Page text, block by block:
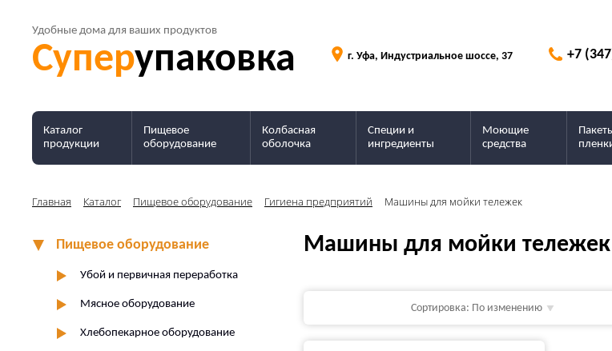
Удобные дома для ваших продуктов
Суперупаковка г. Уфа, Индустриальное шоссе, 37 +7
Каталог
продукции
Пищевое
оборудование
Колбасная
оболочка
Специи и
ингредиенты
Моющие
средства
Главная Каталог Пищевое оборудование Гигиена предприятий Машины для мойки тележек
Пищевое оборудование
Убой и первичная переработка
Мясное оборудование
Хлебопекарное оборудование
Машины для мойки тележек
Сортировка: По изменению